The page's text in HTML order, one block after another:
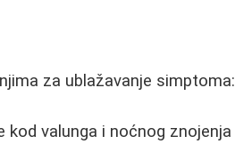
za ublažavanje simptoma:
kod valunga i noćnog znojenja